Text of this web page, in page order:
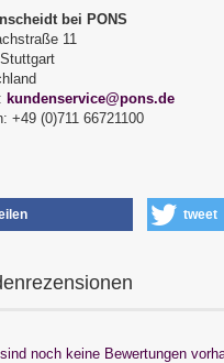
bei PONS
11
kundenservice@pons.de
+49 (0)711 66721100
tweet
noch keine Bewertungen